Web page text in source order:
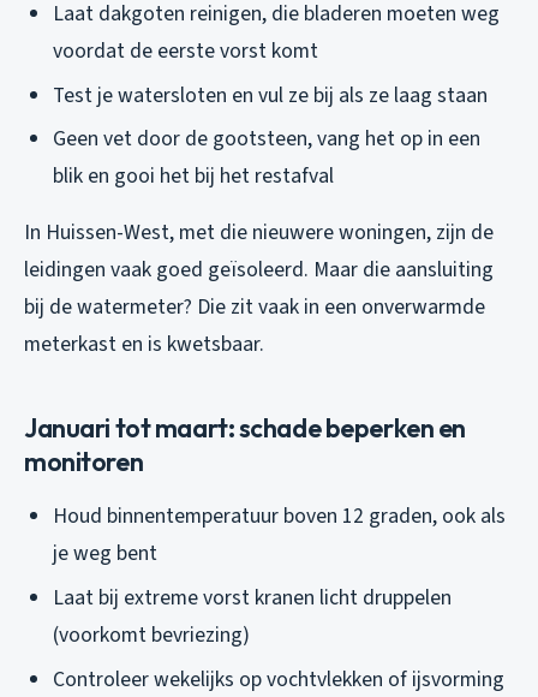
Laat dakgoten reinigen, die bladeren moeten weg
voordat de eerste vorst komt
Test je watersloten en vul ze bij als ze laag staan
Geen vet door de gootsteen, vang het op in een
blik en gooi het bij het restafval
In Huissen-West, met die nieuwere woningen, zijn de
leidingen vaak goed geïsoleerd. Maar die aansluiting
bij de watermeter? Die zit vaak in een onverwarmde
meterkast en is kwetsbaar.
Januari tot maart: schade beperken en
monitoren
Houd binnentemperatuur boven 12 graden, ook als
je weg bent
Laat bij extreme vorst kranen licht druppelen
(voorkomt bevriezing)
Controleer wekelijks op vochtvlekken of ijsvorming